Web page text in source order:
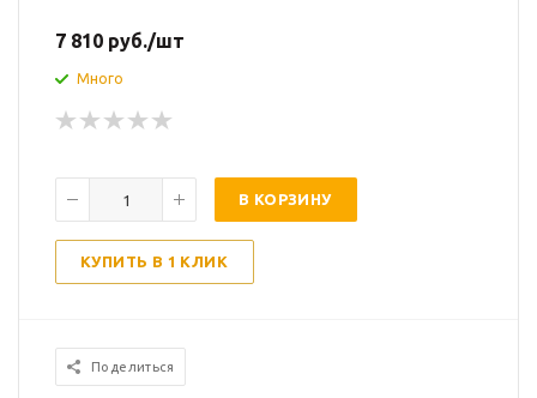
7 810 руб./шт
Много
В КОРЗИНУ
КУПИТЬ В 1 КЛИК
Поделиться